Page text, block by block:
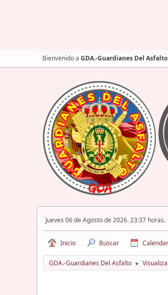
Bienvenido a GDA.-Guardianes Del Asfalto
Jueves 06 de Agosto de 2026. 23:37 horas.
Inicio Buscar
GDA.-Guardianes Del Asfalto ►